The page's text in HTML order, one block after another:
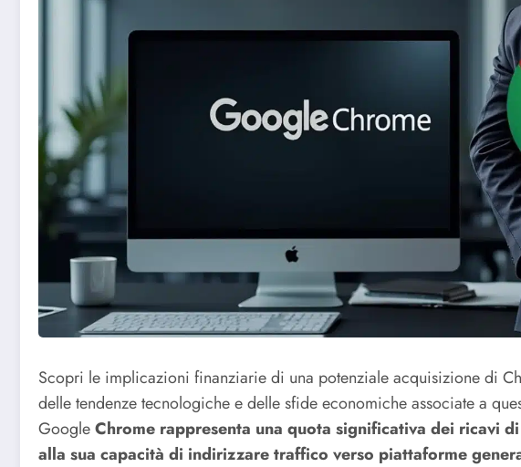
Scopri le implicazioni finanziarie di una potenziale acquisizione di
delle tendenze tecnologiche e delle sfide economiche associate a
GoogleChrome rappresenta una quota significativa dei ricavi
alla sua capacità di indirizzare traffico verso piattaforme